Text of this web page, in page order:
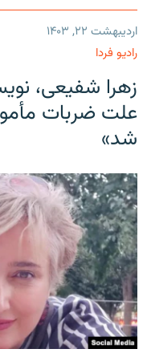
اردیبهشت ۲۲, ۱۴۰۳
رادیو فردا
زهرا شفیعی،
علت ضربات
شد»